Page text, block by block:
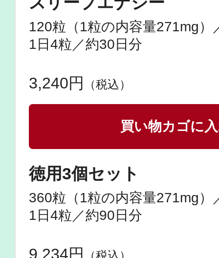
スキンケア
健康食品／サプ
120粒（1粒の内容量271mg）
1日4粒／約30日分
3,240円 （税込）
買い物カゴに
徳用3個セット
360粒（1粒の内容量271mg）
1日4粒／約90日分
9,234円 （税込）